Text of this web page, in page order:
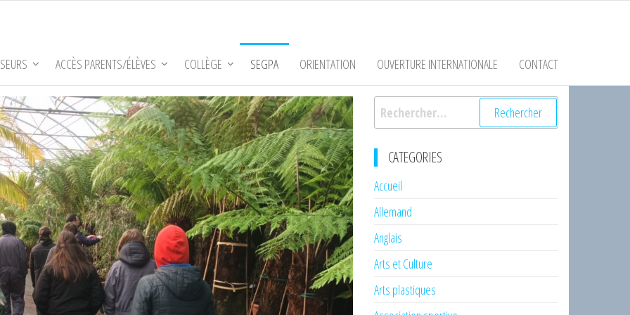
ACCÈS PARENTS/ÉLÈVES COLLÈGE SEGPA ORIENTATION OUVERTURE INTERNATIONALE CONTACT
Rechercher :
CATEGORIES
Accueil
Allemand
Anglais
Arts et Culture
Arts plastiques